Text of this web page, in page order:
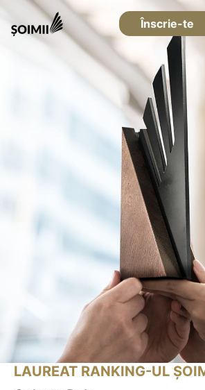
Înscrie-te
LAUREAT RANKING-UL